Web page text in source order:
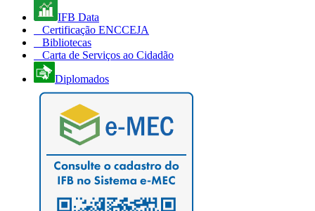
IFB Data
Certificação ENCCEJA
Bibliotecas
Carta de Serviços ao Cidadão
Diplomados